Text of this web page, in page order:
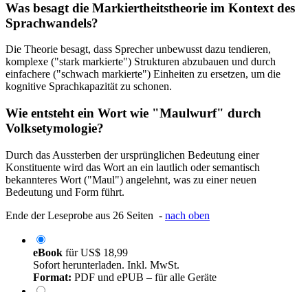
Was besagt die Markiertheitstheorie im Kontext des
Sprachwandels?
Die Theorie besagt, dass Sprecher unbewusst dazu tendieren,
komplexe ("stark markierte") Strukturen abzubauen und durch
einfachere ("schwach markierte") Einheiten zu ersetzen, um die
kognitive Sprachkapazität zu schonen.
Wie entsteht ein Wort wie "Maulwurf" durch
Volksetymologie?
Durch das Aussterben der ursprünglichen Bedeutung einer
Konstituente wird das Wort an ein lautlich oder semantisch
bekannteres Wort ("Maul") angelehnt, was zu einer neuen
Bedeutung und Form führt.
Ende der Leseprobe aus 26 Seiten - nach oben
eBook fürUS$ 18,99
Sofort herunterladen. Inkl. MwSt.
Format: PDF und ePUB – für alle Geräte